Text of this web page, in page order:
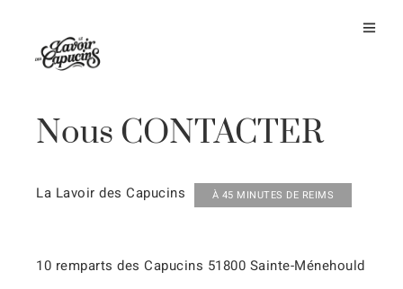
Nous CONTACTER
La Lavoir des Capucins À 45 MINUTES DE REIMS
10 remparts des Capucins 51800 Sainte-Ménehould